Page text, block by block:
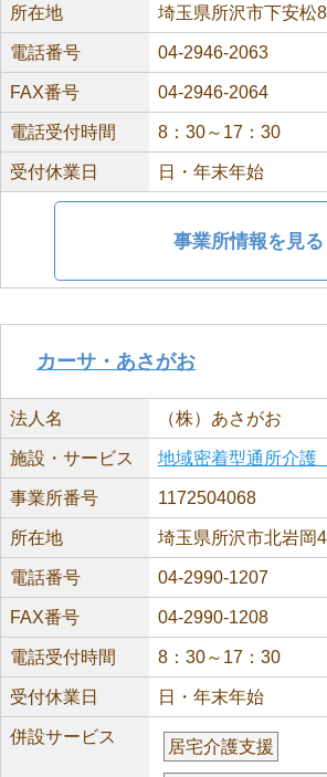
所在地 埼玉県所沢市下安松
電話番号 04-2946-2063
FAX番号 04-2946-2064
電話受付時間 8：30～17：30
受付休業日 日・年末年始
事業所情報を見る
カーサ・あさがお
法人名 （株）あさがお
施設・サービス 地域密着型通所介護
事業所番号 1172504068
所在地 埼玉県所沢市北岩岡
電話番号 04-2990-1207
FAX番号 04-2990-1208
電話受付時間 8：30～17：30
受付休業日 日・年末年始
併設サービス
居宅介護支援